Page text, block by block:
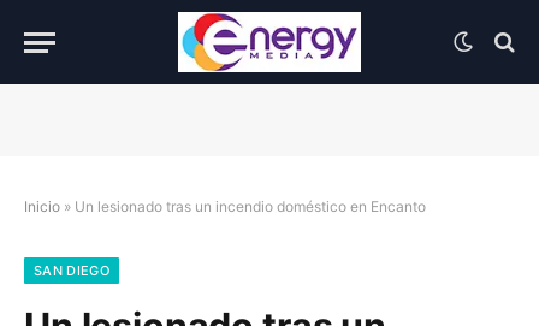
Inicio » Un lesionado tras un incendio doméstico en Encanto
SAN DIEGO